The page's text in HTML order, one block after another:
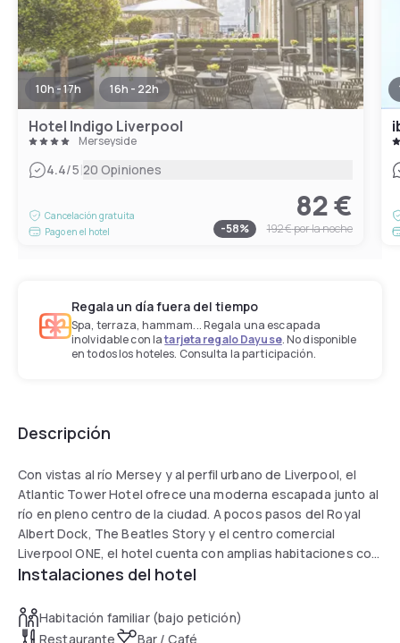
10h - 17h 16h - 22h
Hotel Indigo Liverpool
Merseyside
4.4/5|20 Opiniones
Cancelación gratuita
Pago en el hotel
82 €
-58% 192 €por la noche
Regala un día fuera del tiempo
Spa, terraza, hammam... Regala una escapada
inolvidable con latarjeta regalo Dayuse. No disponible
en todos los hoteles. Consulta la participación.
Descripción
Con vistas al río Mersey y al perfil urbano de Liverpool, el
Atlantic Tower Hotel ofrece una moderna escapada junto al
río en pleno centro de la ciudad. A pocos pasos del Royal
Albert Dock, The Beatles Story y el centro comercial
Liverpool ONE, el hotel cuenta con amplias habitaciones con
aire acondicionado, TV de pantalla plana, refrigerador, caja
restaurante Vista sirve cocina europea moderna con vistas
al muelle, y la terraza es ideal para comidas ligeras o
Instalaciones del hotel
Habitación familiar (bajo petición)
Restaurante
Bar / Café